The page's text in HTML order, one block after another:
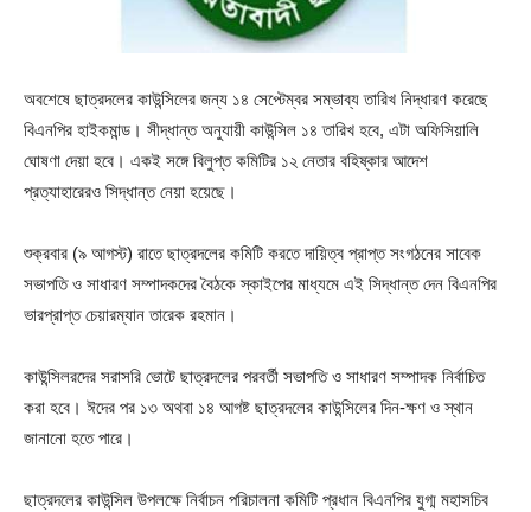
অবশেষে ছাত্রদলের কাউন্সিলের জন্য ১৪ সেপ্টেম্বর সম্ভাব্য তারিখ নিদ্ধারণ করেছে
বিএনপির হাইকমান্ড। সীদ্ধান্ত অনুযায়ী কাউন্সিল ১৪ তারিখ হবে, এটা অফিসিয়ালি
ঘোষণা দেয়া হবে। একই সঙ্গে বিলুপ্ত কমিটির ১২ নেতার বহিষ্কার আদেশ
প্রত্যাহারেরও সিদ্ধান্ত নেয়া হয়েছে।
শুক্রবার (৯ আগস্ট) রাতে ছাত্রদলের কমিটি করতে দায়িত্ব প্রাপ্ত সংগঠনের সাবেক
সভাপতি ও সাধারণ সম্পাদকদের বৈঠকে স্কাইপের মাধ্যমে এই সিদ্ধান্ত দেন বিএনপির
ভারপ্রাপ্ত চেয়ারম্যান তারেক রহমান।
কাউন্সিলরদের সরাসরি ভোটে ছাত্রদলের পরবর্তী সভাপতি ও সাধারণ সম্পাদক নির্বাচিত
করা হবে। ঈদের পর ১৩ অথবা ১৪ আগষ্ট ছাত্রদলের কাউন্সিলের দিন-ক্ষণ ও স্থান
জানানো হতে পারে।
ছাত্রদলের কাউন্সিল উপলক্ষে নির্বাচন পরিচালনা কমিটি প্রধান বিএনপির যুগ্ম মহাসচিব